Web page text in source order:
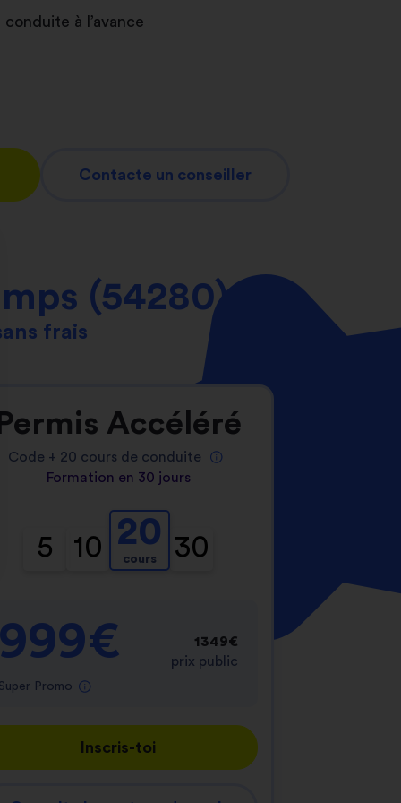
vos paramètres de confidentialité, en
à l’avance
Contacte un conseiller
(54280)
frais
Permis Accéléré
Code + 20 cours de conduite
Formation en 30 jours
5 10 20
cours 30
999€
Super Promo
1349€
prix public
Inscris-toi